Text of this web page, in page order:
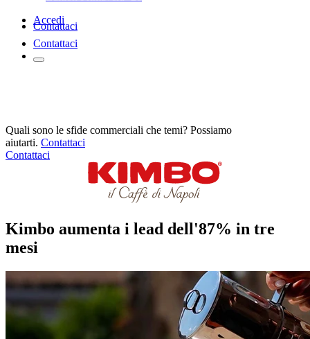
Accedi
Contattaci
Contattaci
Quali sono le sfide commerciali che temi? Possiamo
aiutarti. Contattaci
Contattaci
Kimbo aumenta i lead dell'87% in tre
mesi